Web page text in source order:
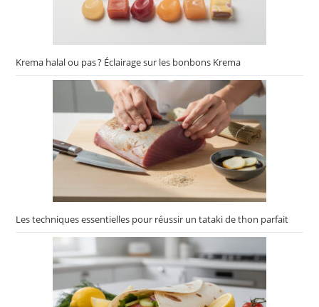
Krema halal ou pas ? Éclairage sur les bonbons Krema
Les techniques essentielles pour réussir un tataki de thon parfait